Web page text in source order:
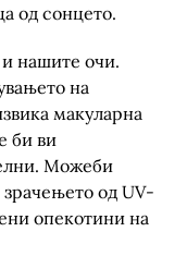
од сонцето.
нашите очи.
на
макуларна
би ви
Можеби
зрачењето од UV-
опекотини на